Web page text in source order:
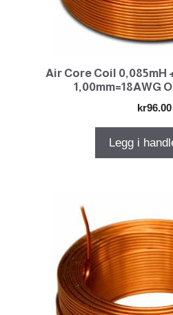
Air Core Coil 0,085mH
1,00mm=18AWG
kr96.00
Legg i